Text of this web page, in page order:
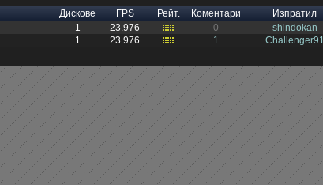
Дискове FPS Рейт. Коментари Изпратил
1 23.976 0 shindokan
1 23.976 1 Challenger91